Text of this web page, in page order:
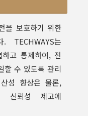
을 보호하기 위한
. TECHWAYS는
고 통제하여, 전
할 수 있도록 관리
성 향상은 물론,
신뢰성 제고에